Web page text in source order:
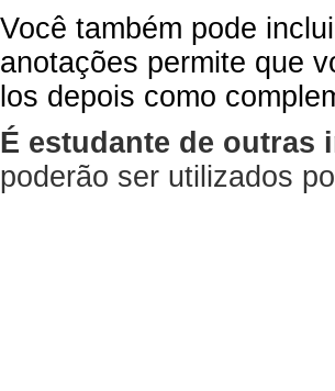
Você também pode
anotações permite que
los depois como
É estudante de outras
poderão ser utilizados